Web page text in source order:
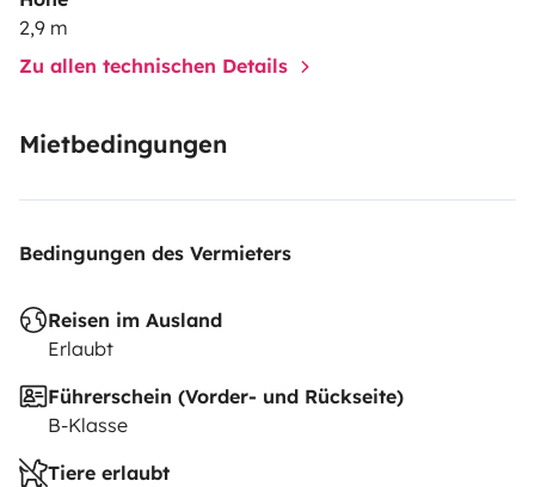
2,9 m
Zu allen technischen Details
Mietbedingungen
Bedingungen des Vermieters
Reisen im Ausland
Erlaubt
Führerschein (Vorder- und Rückseite)
B-Klasse
Tiere erlaubt